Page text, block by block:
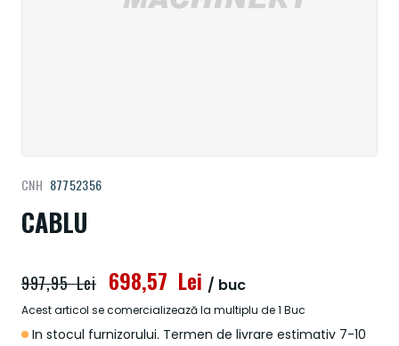
CABLU
CNH 87752356
In stocul furnizorului. Termen de livrare estimativ 7-10
698,57 Lei
997,95 Lei / buc
Acest articol se comercializează la multiplu de 1 Buc
la
începutul
galeriei
imagini